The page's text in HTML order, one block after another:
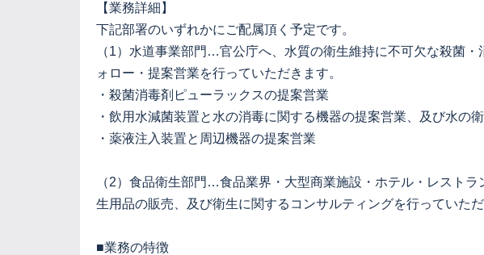
【業務詳細】
下記部署のいずれかにご配属頂く予定です。
（1）水道事業部門…官公庁へ、水質の衛生維持に不可欠な殺菌
ォロー・提案営業を行っていただきます。
・殺菌消毒剤ピューラックスの提案営業
・飲用水減菌装置と水の消毒に関する機器の提案営業、及び水の
・薬液注入装置と周辺機器の提案営業
（2）食品衛生部門…食品業界・大型商業施設・ホテル・レスト
生用品の販売、及び衛生に関するコンサルティングを行っていただ
■業務の特徴